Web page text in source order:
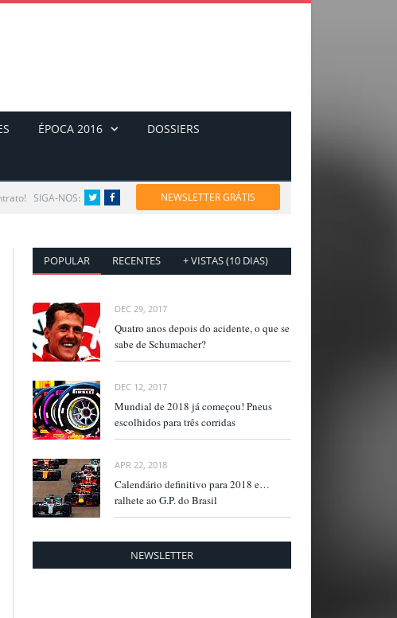
ÉPOCA 2016 DOSSIERS
SIGA-NOS: TwitterFacebook NEWSLETTER GRÁTIS
POPULAR RECENTES + VISTAS (10 DIAS)
DEC 29, 2017
Quatro anos depois do acidente, o que se
sabe de Schumacher?
DEC 12, 2017
Mundial de 2018 já começou! Pneus
escolhidos para três corridas
APR 22, 2018
Calendário definitivo para 2018 e…
ralhete ao G.P. do Brasil
NEWSLETTER